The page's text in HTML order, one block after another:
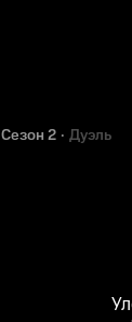
Сезон 2 Дуэль